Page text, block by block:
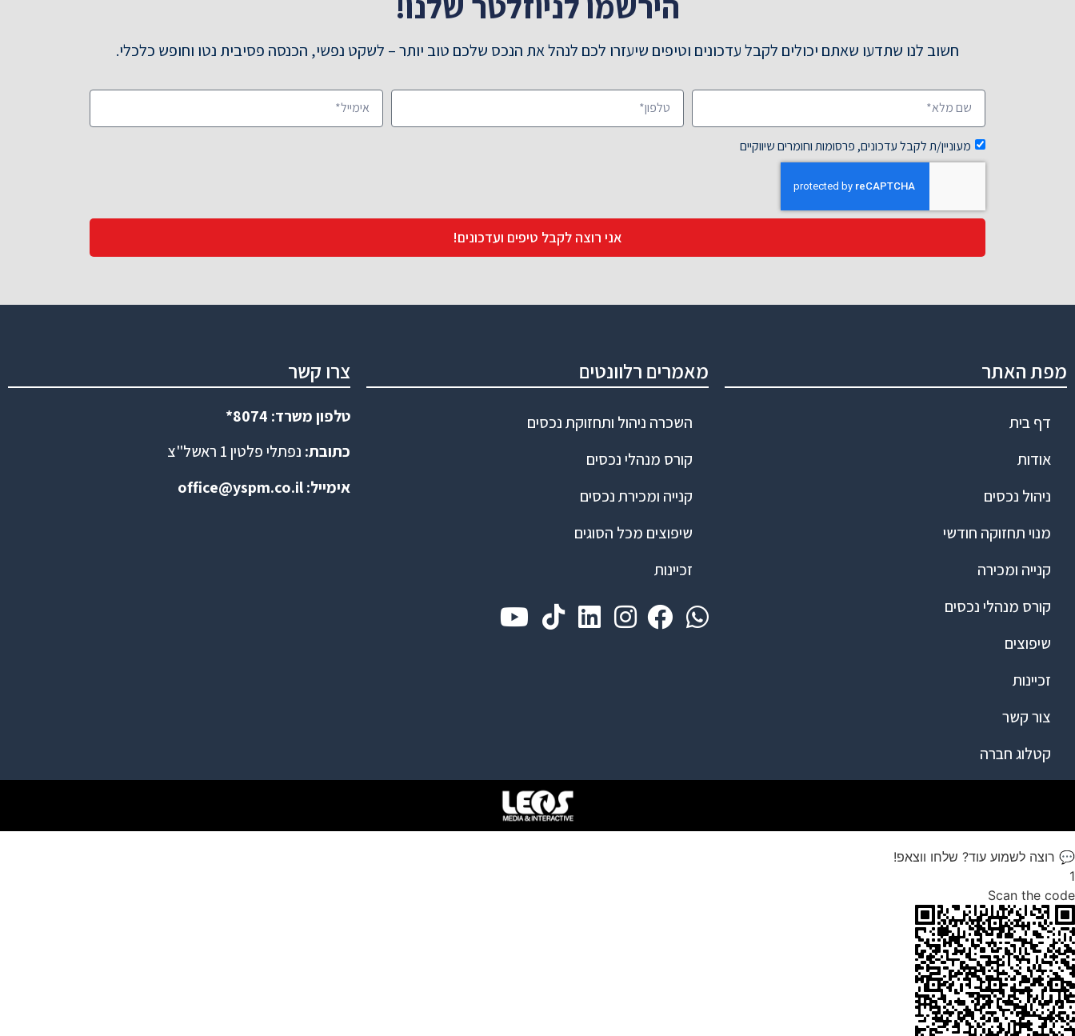
חשוב לנו שתדעו שאתם יכולים לקבל עדכונים וטיפים שיעזרו לכם לנהל את הנכס שלכם טוב יותר – לשקט נפשי, הכנסה פסיבית נטו וחופש כלכלי.
מעוניין/ת לקבל עדכונים, פרסומות וחומרים שיווקיים
אני רוצה לקבל טיפים ועדכונים!
מפת האתר
דף בית
אודות
ניהול נכסים
מנוי תחזוקה חודשי
קנייה ומכירה
קורס מנהלי נכסים
שיפוצים
זכיינות
צור קשר
קטלוג חברה
מאמרים רלוונטים
השכרה ניהול ותחזוקת נכסים
קורס מנהלי נכסים
קנייה ומכירת נכסים
שיפוצים מכל הסוגים
זכיינות
צרו קשר
טלפון משרד: 8074*
כתובת: נפתלי פלטין 1 ראשל"צ
אימייל:office@yspm.co.il
💬 רוצה לשמוע עוד? שלחו ווצאפ!
1
Scan the code